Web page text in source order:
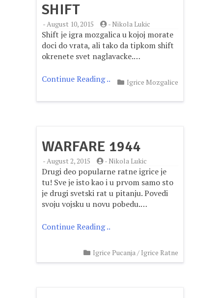
SHIFT
-August 10, 2015 -Nikola Lukic
Shift je igra mozgalica u kojoj morate
doci do vrata, ali tako da tipkom shift
okrenete svet naglavacke.…
Continue Reading .. Igrice Mozgalice
WARFARE 1944
-August 2, 2015 -Nikola Lukic
Drugi deo popularne ratne igrice je
tu! Sve je isto kao i u prvom samo sto
je drugi svetski rat u pitanju. Povedi
svoju vojsku u novu pobedu.…
Continue Reading ..
Igrice Pucanja/ Igrice Ratne